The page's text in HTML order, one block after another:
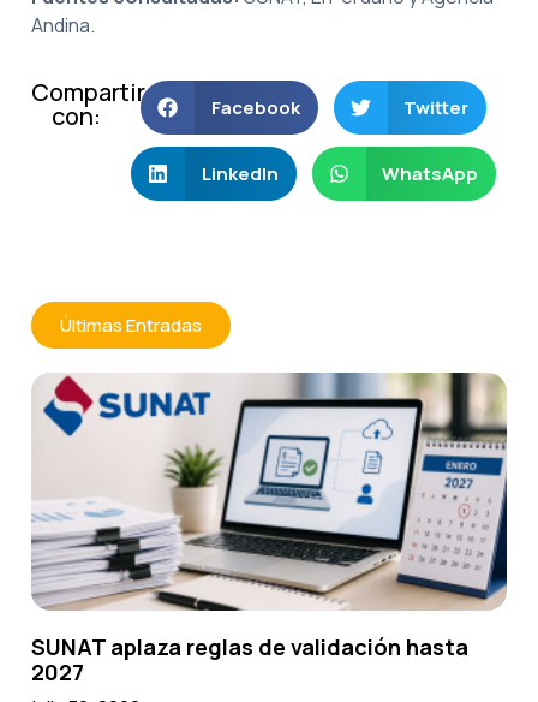
Andina.
Compartir
con: Facebook Twitter
LinkedIn WhatsApp
Últimas Entradas
SUNAT aplaza reglas de validación hasta
2027